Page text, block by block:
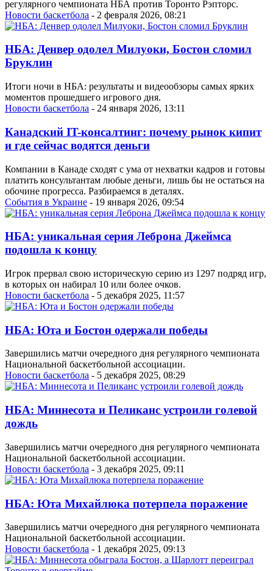
регулярного чемпионата НБА против Торонто Рэпторс.
Новости баскетбола - 2 февраля 2026, 08:21
НБА: Денвер одолел Милуоки, Бостон сломил
Бруклин
Итоги ночи в НБА: результаты и видеообзоры самых ярких
моментов прошедшего игрового дня.
Новости баскетбола - 24 января 2026, 13:11
Канадский IT-консалтинг: почему рынок кипит
и где сейчас водятся деньги
Компании в Канаде сходят с ума от нехватки кадров и готовы
платить консультантам любые деньги, лишь бы не остаться на
обочине прогресса. Разбираемся в деталях.
События в Украине - 19 января 2026, 09:54
НБА: уникальная серия Леброна Джеймса
подошла к концу
Игрок прервал свою историческую серию из 1297 подряд игр,
в которых он набирал 10 или более очков.
Новости баскетбола - 5 декабря 2025, 11:57
НБА: Юта и Бостон одержали победы
Завершились матчи очередного дня регулярного чемпионата
Национальной баскетбольной ассоциации.
Новости баскетбола - 5 декабря 2025, 08:29
НБА: Миннесота и Пеликанс устроили голевой
дождь
Завершились матчи очередного дня регулярного чемпионата
Национальной баскетбольной ассоциации.
Новости баскетбола - 3 декабря 2025, 09:11
НБА: Юта Михайлюка потерпела поражение
Завершились матчи очередного дня регулярного чемпионата
Национальной баскетбольной ассоциации.
Новости баскетбола - 1 декабря 2025, 09:13